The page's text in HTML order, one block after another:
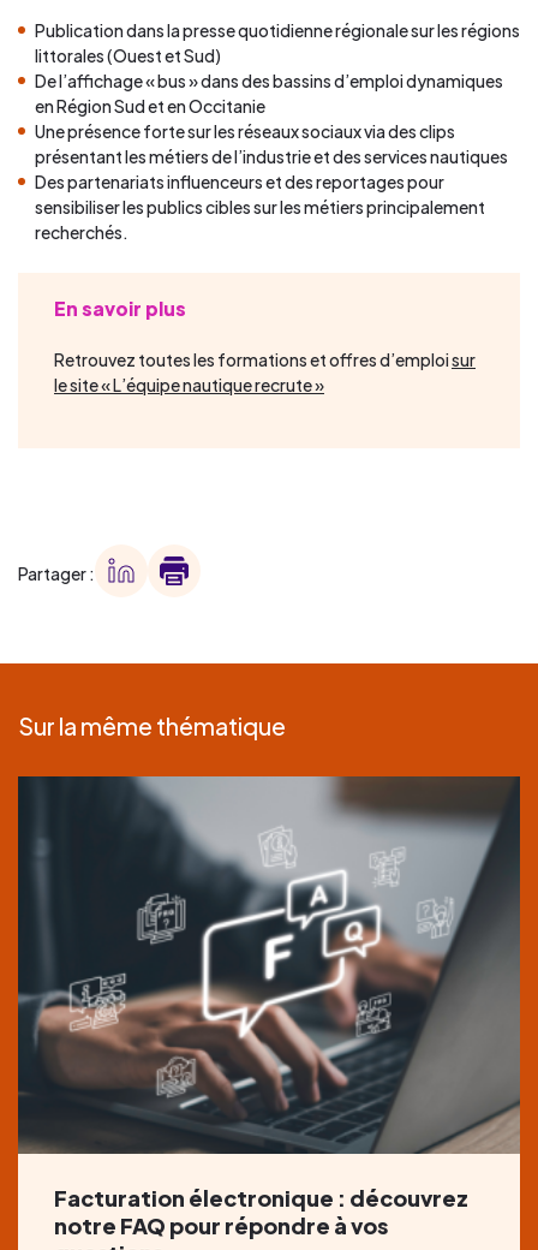
Publication dans la presse quotidienne régionale sur les régions
littorales (Ouest et Sud)
De l’affichage « bus » dans des bassins d’emploi dynamiques
en Région Sud et en Occitanie
Une présence forte sur les réseaux sociaux via des clips
présentant les métiers de l’industrie et des services nautiques
Des partenariats influenceurs et des reportages pour
sensibiliser les publics cibles sur les métiers principalement
recherchés.
En savoir plus
Retrouvez toutes les formations et offres d’emploisur
le site « L’équipe nautique recrute »
Partager :
Sur la même thématique
Facturation électronique : découvrez
notre FAQ pour répondre à vos